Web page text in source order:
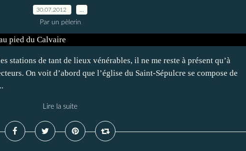
30.07.2012
Par un pèlerin
stations de tant de lieux vénérables, il ne me reste à présent qu’à
On voit d’abord que l’église du Saint-Sépulcre se compose de
Lire la suite